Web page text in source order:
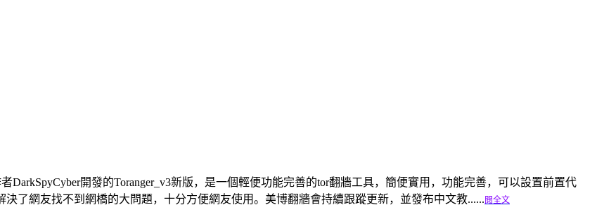
DarkSpyCyber開發的Toranger_v3新版，是一個輕便功能完善的tor翻牆工具，簡便實用，功能完善，可以設置前置代
了網友找不到網橋的大問題，十分方便網友使用。美博翻牆會持續跟蹤更新，並發布中文教...... 閱全文